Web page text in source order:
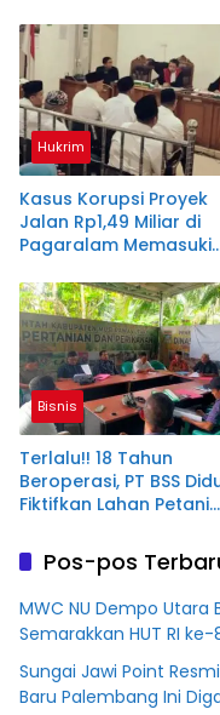
Hukrim
Kasus Korupsi Proyek
Jalan Rp1,49 Miliar di
Pagaralam Memasuki
Terdakwa Dituntut 2,5
Tahun Penjara
Bisnis
Terlalu!! 18 Tahun
Beroperasi, PT BSS
Fiktifkan Lahan Petani
Pos-pos
MWC NU Dempo Utara
Semarakkan HUT RI ke-
Sungai Jawi Point
Baru Palembang Ini